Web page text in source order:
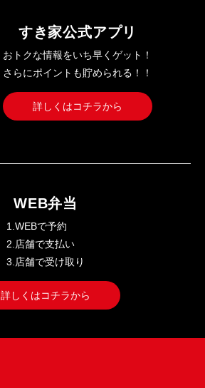
すき家公式アプリ
おトクな情報をいち早くゲット！
さらにポイントも貯められる！！
詳しくはコチラから
WEB弁当
1.WEBで予約
2.店舗で支払い
3.店舗で受け取り
詳しくはコチラから